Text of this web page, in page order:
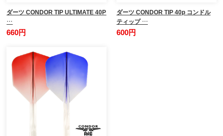
ダーツ CONDOR TIP ULTIMATE 40P
…
660円
ダーツ CONDOR TIP 40p コンドル
ティップ …
600円